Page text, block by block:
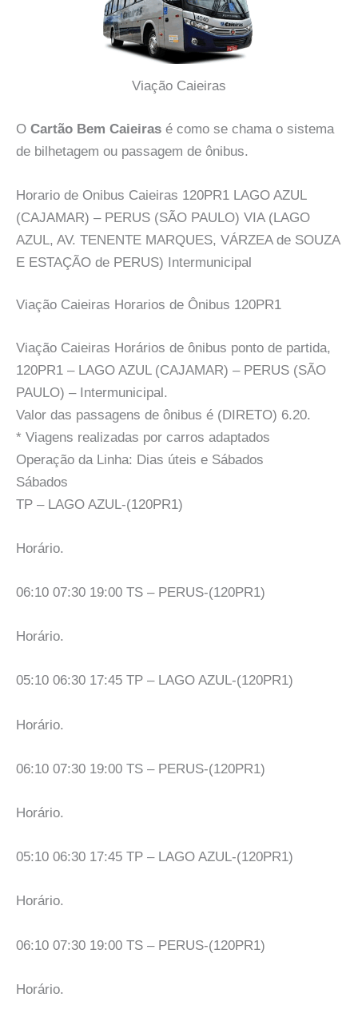
Viação Caieiras
O Cartão Bem Caieiras é como se chama o sistema
de bilhetagem ou passagem de ônibus.
Horario de Onibus Caieiras 120PR1 LAGO AZUL
(CAJAMAR) – PERUS (SÃO PAULO) VIA (LAGO
AZUL, AV. TENENTE MARQUES, VÁRZEA de SOUZA
E ESTAÇÃO de PERUS) Intermunicipal
Viação Caieiras Horarios de Ônibus 120PR1
Viação Caieiras Horários de ônibus ponto de partida,
120PR1 – LAGO AZUL (CAJAMAR) – PERUS (SÃO
PAULO) – Intermunicipal.
Valor das passagens de ônibus é (DIRETO) 6.20.
* Viagens realizadas por carros adaptados
Operação da Linha: Dias úteis e Sábados
Sábados
TP – LAGO AZUL-(120PR1)
Horário.
06:10 07:30 19:00 TS – PERUS-(120PR1)
Horário.
05:10 06:30 17:45 TP – LAGO AZUL-(120PR1)
Horário.
06:10 07:30 19:00 TS – PERUS-(120PR1)
Horário.
05:10 06:30 17:45 TP – LAGO AZUL-(120PR1)
Horário.
06:10 07:30 19:00 TS – PERUS-(120PR1)
Horário.